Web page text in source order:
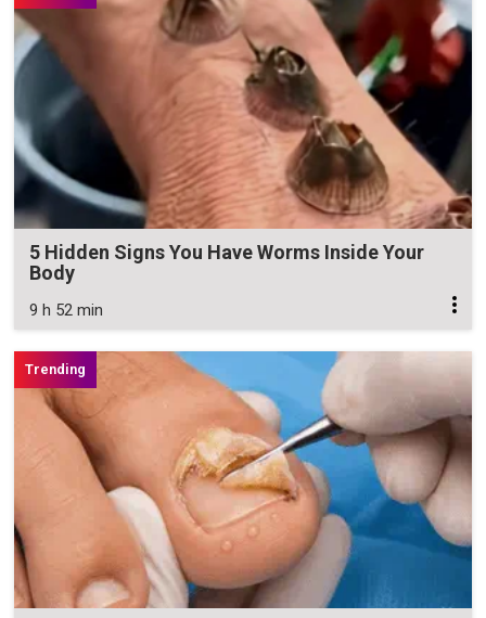
5 Hidden Signs You Have Worms Inside Your
Body
9 h 52 min